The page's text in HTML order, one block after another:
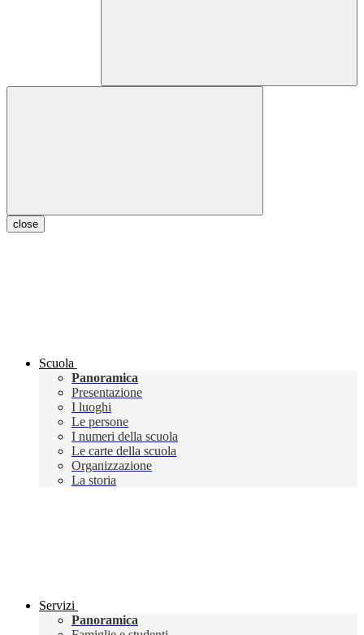
close
Scuola
Panoramica
Presentazione
I luoghi
Le persone
I numeri della scuola
Le carte della scuola
Organizzazione
La storia
Servizi
Panoramica